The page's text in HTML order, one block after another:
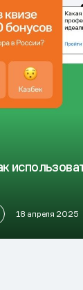
18 апреля 2025